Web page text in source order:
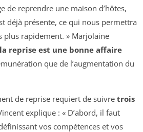
de reprendre une maison d’hôtes,
déjà présente, ce qui nous permettra
plus rapidement. » Marjolaine
la reprise est une bonne affaire
que de l’augmentation du
de reprise requiert de suivre trois
explique : « D’abord, il faut
vos compétences et vos